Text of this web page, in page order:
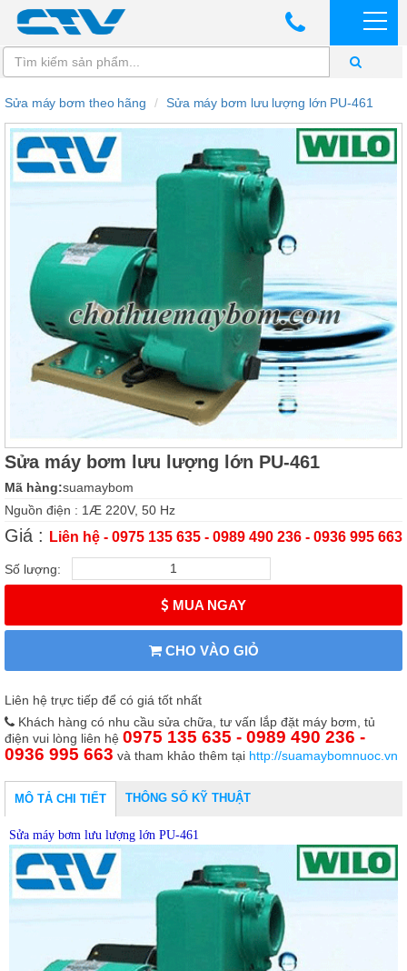
Sửa máy bơm theo hãng Sửa máy bơm lưu lượng lớn PU-461
Sửa máy bơm lưu lượng lớn PU-461
Mã hàng:suamaybom
Nguồn điện : 1Æ 220V, 50 Hz
Giá : Liên hệ - 0975 135 635 - 0989 490 236 - 0936 995 663
Số lượng:
MUA NGAY
CHO VÀO GIỎ
Liên hệ trực tiếp để có giá tốt nhất
Khách hàng có nhu cầu sửa chữa, tư vấn lắp đặt máy bơm, tủ
điện vui lòng liên hệ 0975 135 635 - 0989 490 236 -
0936 995 663 và tham khảo thêm tại http://suamaybomnuoc.vn
MÔ TẢ CHI TIẾT THÔNG SỐ KỸ THUẬT
Sửa máy bơm lưu lượng lớn PU-461